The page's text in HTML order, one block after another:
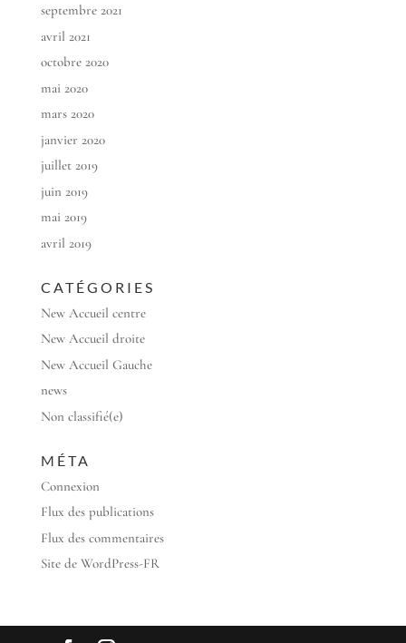
septembre 2021
avril 2021
octobre 2020
mai 2020
mars 2020
janvier 2020
juillet 2019
juin 2019
mai 2019
avril 2019
CATÉGORIES
New Accueil centre
New Accueil droite
New Accueil Gauche
news
Non classifié(e)
MÉTA
Connexion
Flux des publications
Flux des commentaires
Site de WordPress-FR